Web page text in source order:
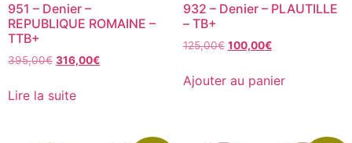
951 – Denier –
REPUBLIQUE ROMAINE –
TTB+
395,00€ 316,00€
Lire la suite
932 – Denier – PLAUTILLE
– TB+
125,00€ 100,00€
Ajouter au panier